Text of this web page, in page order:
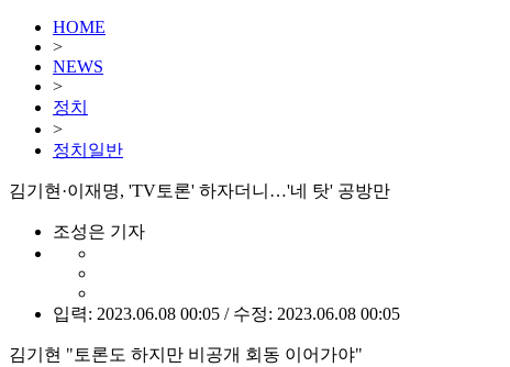
HOME
>
NEWS
>
정치
>
정치일반
김기현·이재명, 'TV토론' 하자더니…'네 탓' 공방만
조성은 기자
입력: 2023.06.08 00:05 / 수정: 2023.06.08 00:05
김기현 "토론도 하지만 비공개 회동 이어가야"